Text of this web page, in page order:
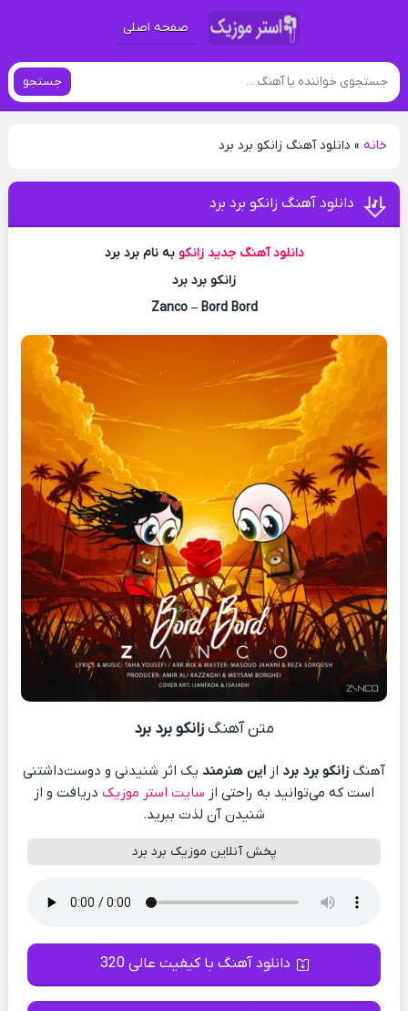
صفحه اصلی
جستجو
خانه» دانلود آهنگ زانکو برد برد
دانلود آهنگ زانکو برد برد
دانلود آهنگ جدید زانکو به نام برد برد
زانکو برد برد
Zanco – Bord Bord
متن آهنگزانکو برد برد
آهنگ زانکو برد برد از این هنرمند یک اثر شنیدنی و دوست‌داشتنی
است که می‌توانید به راحتی از سایت استر موزیک دریافت و از
شنیدن آن لذت ببرید.
پخش آنلاین موزیک برد برد
دانلود آهنگ با کیفیت عالی 320